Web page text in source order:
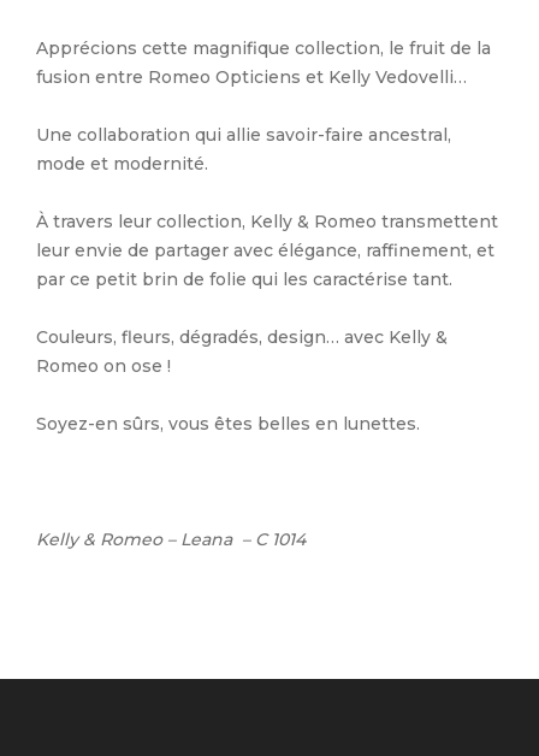
Apprécions cette magnifique collection, le fruit de la
fusion entre Romeo Opticiens et Kelly Vedovelli…
Une collaboration qui allie savoir-faire ancestral,
mode et modernité.
À travers leur collection, Kelly & Romeo transmettent
leur envie de partager avec élégance, raffinement, et
par ce petit brin de folie qui les caractérise tant.
Couleurs, fleurs, dégradés, design… avec Kelly &
Romeo on ose !
Soyez-en sûrs, vous êtes belles en lunettes.
Kelly & Romeo – Leana – C 1014